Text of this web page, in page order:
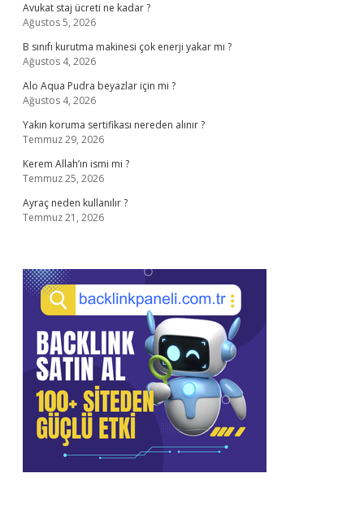
Avukat staj ücreti ne kadar ?
Ağustos 5, 2026
B sınıfı kurutma makinesi çok enerji yakar mı ?
Ağustos 4, 2026
Alo Aqua Pudra beyazlar için mi ?
Ağustos 4, 2026
Yakın koruma sertifikası nereden alınır ?
Temmuz 29, 2026
Kerem Allah’ın ismi mi ?
Temmuz 25, 2026
Ayraç neden kullanılır ?
Temmuz 21, 2026